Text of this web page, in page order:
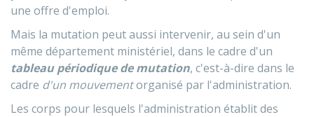
une offre d'emploi.
Mais la mutation peut aussi intervenir, au sein d'un
même département ministériel, dans le cadre d'un
tableau périodique de mutation, c'est-à-dire dans le
cadre d'un mouvementorganisé par l'administration.
Les corps pour lesquels l'administration établit des